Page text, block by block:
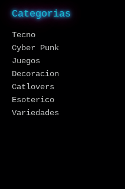
Categorias
Tecno
Cyber Punk
Juegos
Decoracion
Catlovers
Esoterico
Variedades